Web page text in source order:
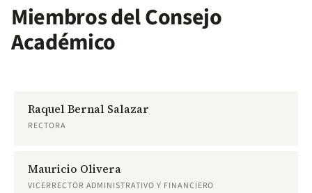
Miembros del Consejo
Académico
Raquel Bernal Salazar
RECTORA
Mauricio Olivera
VICERRECTOR ADMINISTRATIVO Y FINANCIERO